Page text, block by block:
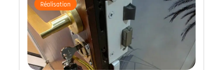
Réalisation